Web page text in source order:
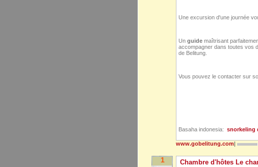
Une excursion d'une journée
Un guidemaîtrisant
accompagner dans toutes vos
de Belitung.
Vous pouvez le contacter sur
Basaha indonesia: snorkeling
www.gobelitung.com
1 Chambre d'hôtes Le